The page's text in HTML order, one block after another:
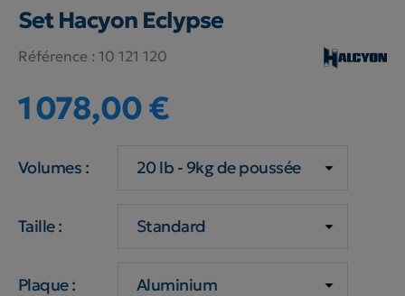
Set Hacyon Eclypse
Référence : 10 121 120
1 078,00 €
Volumes :
Taille :
Plaque :